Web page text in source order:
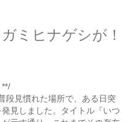
ミヒナゲシが！
段見慣れた場所で、ある日突
見しました。タイトル『いつ